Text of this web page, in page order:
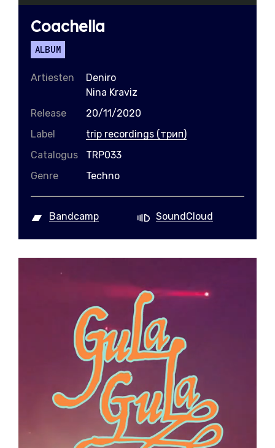
Coachella
ALBUM
Artiesten
Deniro
Nina Kraviz
Release
20/11/2020
Label
trip recordings (трип)
Catalogus
TRP033
Genre
Techno
Bandcamp SoundCloud